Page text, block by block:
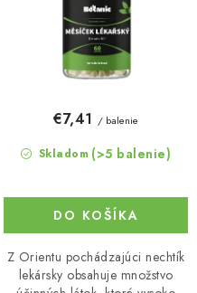
Skladom (>5 balenie)
€7,41 / balenie
DO KOŠÍKA
Z Orientu pochádzajúci nechtík
lekársky obsahuje množstvo